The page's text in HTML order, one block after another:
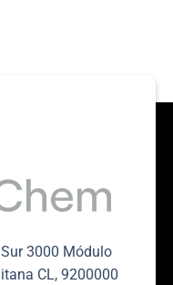
3000 Módulo
CL, 9200000